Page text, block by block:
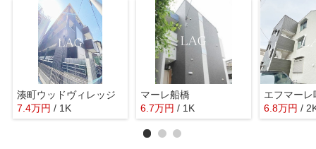
湊町ウッドヴィレッジ
7.4万円 / 1K
マーレ船橋
6.7万円 / 1K
エフマーレ
6.8万円 /